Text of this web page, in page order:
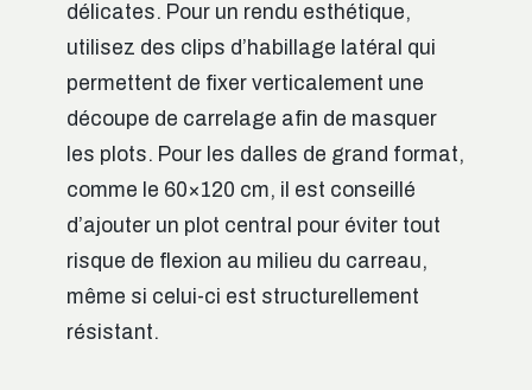
délicates. Pour un rendu esthétique,
utilisez des clips d’habillage latéral qui
permettent de fixer verticalement une
découpe de carrelage afin de masquer
les plots. Pour les dalles de grand format,
comme le 60×120 cm, il est conseillé
d’ajouter un plot central pour éviter tout
risque de flexion au milieu du carreau,
même si celui-ci est structurellement
résistant.